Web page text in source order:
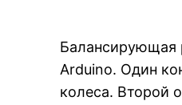
Балансирующая
Arduino. Один
колеса. Второй